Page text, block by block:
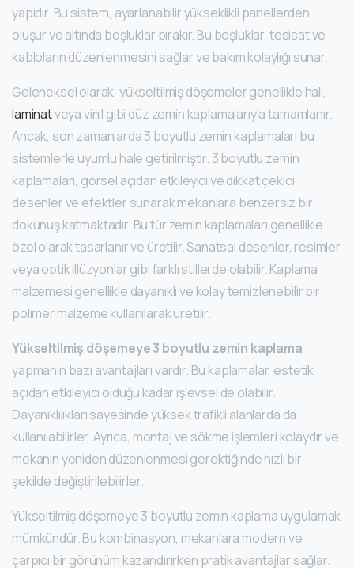
yapıdır. Bu sistem, ayarlanabilir yükseklikli panellerden
oluşur ve altında boşluklar bırakır. Bu boşluklar, tesisat ve
kabloların düzenlenmesini sağlar ve bakım kolaylığı sunar.
Geleneksel olarak, yükseltilmiş döşemeler genellikle halı,
laminatveya vinil gibi düz zemin kaplamalarıyla tamamlanır.
Ancak, son zamanlarda 3 boyutlu zemin kaplamaları bu
sistemlerle uyumlu hale getirilmiştir. 3 boyutlu zemin
kaplamaları, görsel açıdan etkileyici ve dikkat çekici
desenler ve efektler sunarak mekanlara benzersiz bir
dokunuş katmaktadır. Bu tür zemin kaplamaları genellikle
özel olarak tasarlanır ve üretilir. Sanatsal desenler, resimler
veya optik illüzyonlar gibi farklı stillerde olabilir. Kaplama
malzemesi genellikle dayanıklı ve kolay temizlenebilir bir
polimer malzeme kullanılarak üretilir.
Yükseltilmiş döşemeye 3 boyutlu zemin kaplama
yapmanın bazı avantajları vardır. Bu kaplamalar, estetik
açıdan etkileyici olduğu kadar işlevsel de olabilir.
Dayanıklılıkları sayesinde yüksek trafikli alanlarda da
kullanılabilirler. Ayrıca, montaj ve sökme işlemleri kolaydır ve
mekanın yeniden düzenlenmesi gerektiğinde hızlı bir
şekilde değiştirilebilirler.
Yükseltilmiş döşemeye 3 boyutlu zemin kaplama uygulamak
mümkündür. Bu kombinasyon, mekanlara modern ve
çarpıcı bir görünüm kazandırırken pratik avantajlar sağlar.